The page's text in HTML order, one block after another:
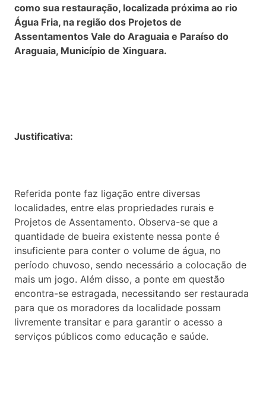
como sua restauração, localizada próxima ao rio
Água Fria, na região dos Projetos de
Assentamentos Vale do Araguaia e Paraíso do
Araguaia, Município de Xinguara.
Justificativa:
Referida ponte faz ligação entre diversas
localidades, entre elas propriedades rurais e
Projetos de Assentamento. Observa-se que a
quantidade de bueira existente nessa ponte é
insuficiente para conter o volume de água, no
período chuvoso, sendo necessário a colocação de
mais um jogo. Além disso, a ponte em questão
encontra-se estragada, necessitando ser restaurada
para que os moradores da localidade possam
livremente transitar e para garantir o acesso a
serviços públicos como educação e saúde.